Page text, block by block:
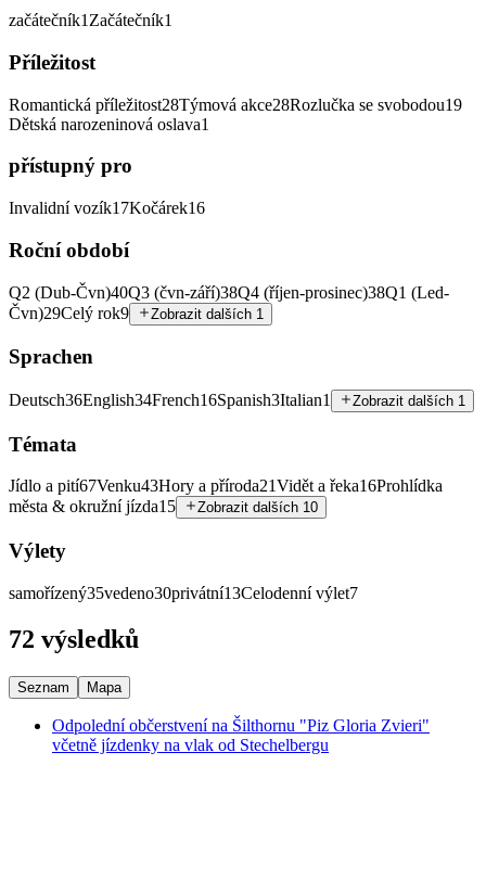
začátečník1 Začátečník1
Příležitost
Romantická příležitost28Týmová akce28Rozlučka se svobodou19
Dětská narozeninová oslava1
přístupný pro
Invalidní vozík17Kočárek16
Roční období
Q2 (Dub-Čvn)40Q3 (čvn-září)38Q4 (říjen-prosinec)38Q1 (Led-
Čvn)29Celý rok9 Zobrazit dalších 1
Sprachen
Deutsch36English34French16Spanish3Italian1 Zobrazit dalších 1
Témata
Jídlo a pití67Venku43Hory a příroda21Vidět a řeka16Prohlídka
města & okružní jízda15 Zobrazit dalších 10
Výlety
samořízený35vedeno30privátní13Celodenní výlet7
72 výsledků
Seznam Mapa
Odpolední občerstvení na Šilthornu "Piz Gloria Zvieri"
včetně jízdenky na vlak od Stechelbergu